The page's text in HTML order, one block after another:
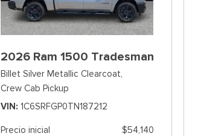
2026 Ram 1500 Tradesman
Billet Silver Metallic Clearcoat,
Crew Cab Pickup
VIN 1C6SRFGP0TN187212
Precio inicial
$54,140